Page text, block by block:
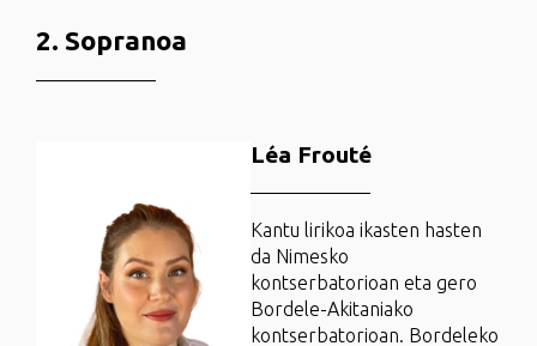
2. Sopranoa
Léa Frouté
Kantu lirikoa ikasten hasten
da Nimesko
kontserbatorioan eta gero
Bordele-Akitaniako
kontserbatorioan. Bordeleko